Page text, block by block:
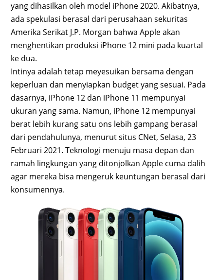
yang dihasilkan oleh model iPhone 2020. Akibatnya,
ada spekulasi berasal dari perusahaan sekuritas
Amerika Serikat J.P. Morgan bahwa Apple akan
menghentikan produksi iPhone 12 mini pada kuartal
ke dua.
Intinya adalah tetap meyesuikan bersama dengan
keperluan dan menyiapkan budget yang sesuai. Pada
dasarnya, iPhone 12 dan iPhone 11 mempunyai
ukuran yang sama. Namun, iPhone 12 mempunyai
berat lebih kurang satu ons lebih gampang berasal
dari pendahulunya, menurut situs CNet, Selasa, 23
Februari 2021. Teknologi menuju masa depan dan
ramah lingkungan yang ditonjolkan Apple cuma dalih
agar mereka bisa mengeruk keuntungan berasal dari
konsumennya.